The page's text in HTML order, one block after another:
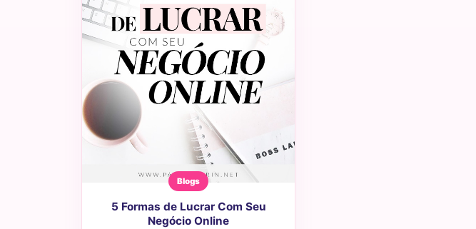
Blogs
5 Formas de Lucrar Com Seu
Negócio Online